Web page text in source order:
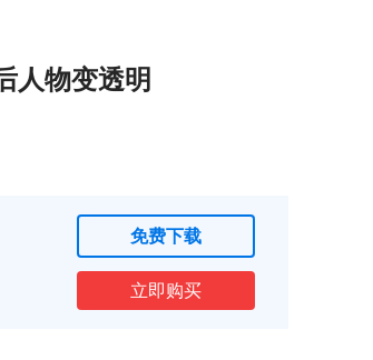
人物变透明
免费下载
立即购买